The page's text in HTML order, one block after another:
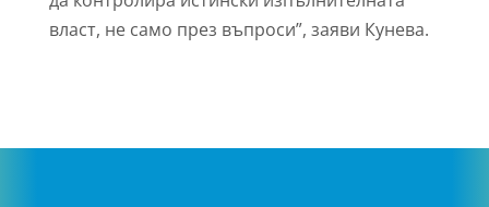
власт, не само през въпроси”, заяви Кунева.